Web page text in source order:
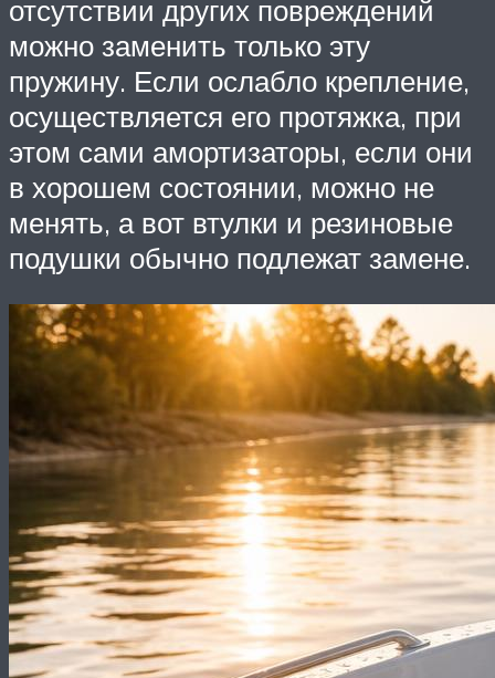
отсутствии других повреждений
можно заменить только эту
пружину. Если ослабло крепление,
осуществляется его протяжка, при
этом сами амортизаторы, если они
в хорошем состоянии, можно не
менять, а вот втулки и резиновые
подушки обычно подлежат замене.